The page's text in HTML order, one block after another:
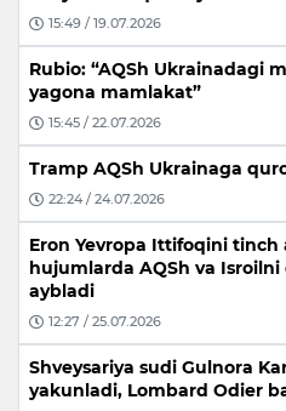
15:49 / 19.07.2026
Rubio: “AQSh Ukrainadagi
yagona mamlakat”
15:45 / 22.07.2026
Tramp AQSh Ukrainaga
22:24 / 24.07.2026
Eron Yevropa Ittifoqini tinch
hujumlarda AQSh va
aybladi
12:27 / 25.07.2026
Shveysariya sudi Gulnora
yakunladi, Lombard Odier